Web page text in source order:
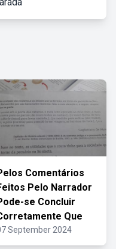
Comentários
Pelo Narrador
se Concluir
Que
September 2024